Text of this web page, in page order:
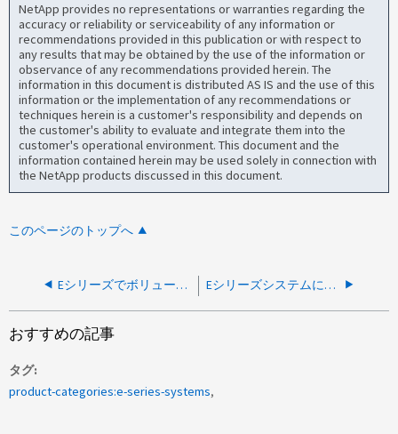
NetApp provides no representations or warranties regarding the
accuracy or reliability or serviceability of any information or
recommendations provided in this publication or with respect to
any results that may be obtained by the use of the information or
observance of any recommendations provided herein. The
information in this document is distributed AS IS and the use of this
information or the implementation of any recommendations or
techniques herein is a customer's responsibility and depends on
the customer's ability to evaluate and integrate them into the
customer's operational environment. This document and the
information contained herein may be used solely in connection with
the NetApp products discussed in this document.
このページのトップへ
Eシリーズでボリューム再構築中に許容できるディスク障害の数 Eシリーズシステムにジャンボフレームを設定する方法
おすすめの記事
タグ
product-categories:e-series-systems